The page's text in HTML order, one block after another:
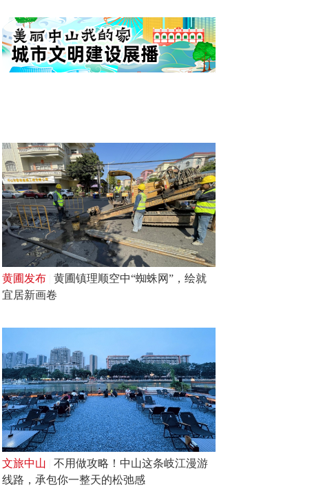
游中山过五一”专题新闻发布会图文实录
2026中国（古镇）国际灯饰博览会
（春季）新闻发布会图文实录
2026年中山市慈善万人行专题新闻发
黄圃发布
黄圃镇理顺空中“蜘蛛网”，绘就
宜居新画卷
文旅中山
不用做攻略！中山这条岐江漫游
线路，承包你一整天的松弛感